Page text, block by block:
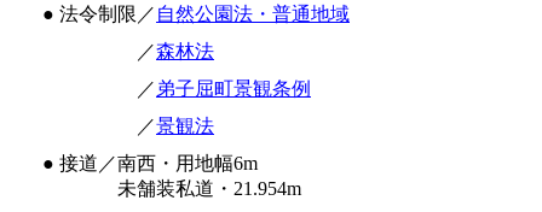
● 法令制限／ 自然公園法・普通地域
／森林法
／ 弟子屈町景観条例
／景観法
● 接道／南西・用地幅6m
未舗装私道・21.954m